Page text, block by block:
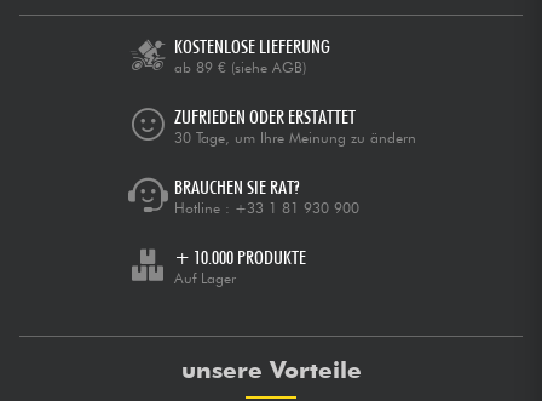
KOSTENLOSE LIEFERUNG
ab 89 € (siehe AGB)
ZUFRIEDEN ODER ERSTATTET
30 Tage, um Ihre Meinung zu ändern
BRAUCHEN SIE RAT?
Hotline : +33 1 81 930 900
+ 10.000 PRODUKTE
Auf Lager
unsere Vorteile